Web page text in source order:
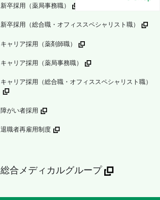
新卒採用（薬局事務職）
新卒採用（総合職・オフィススペシャリスト職）
キャリア採用（薬剤師職）
キャリア採用（薬局事務職）
キャリア採用（総合職・オフィススペシャリスト職）
障がい者採用
退職者再雇用制度
総合メディカルグループ